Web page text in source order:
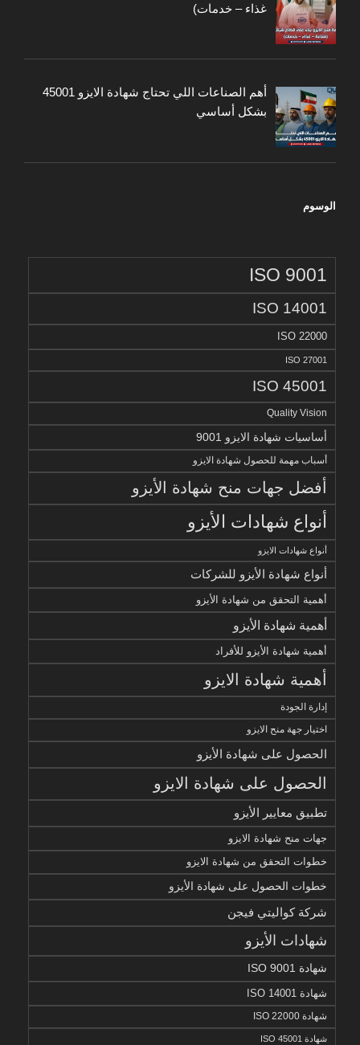
غذاء – خدمات)
أهم الصناعات اللي تحتاج شهادة الايزو 45001
بشكل أساسي
الوسوم
ISO 9001
ISO 14001
ISO 22000
ISO 27001
ISO 45001
Quality Vision
أساسيات شهادة الايزو 9001
أسباب مهمة للحصول شهادة الايزو
أفضل جهات منح شهادة الأيزو
أنواع شهادات الأيزو
أنواع شهادات الايزو
أنواع شهادة الأيزو للشركات
أهمية التحقق من شهادة الأيزو
أهمية شهادة الأيزو
أهمية شهادة الأيزو للأفراد
أهمية شهادة الايزو
إدارة الجودة
اختيار جهة منح الايزو
الحصول على شهادة الأيزو
الحصول على شهادة الايزو
تطبيق معايير الأيزو
جهات منح شهادة الايزو
خطوات التحقق من شهادة الايزو
خطوات الحصول على شهادة الأيزو
شركة كواليتي فيجن
شهادات الأيزو
شهادة ISO 9001
شهادة ISO 14001
شهادة ISO 22000
شهادة ISO 45001